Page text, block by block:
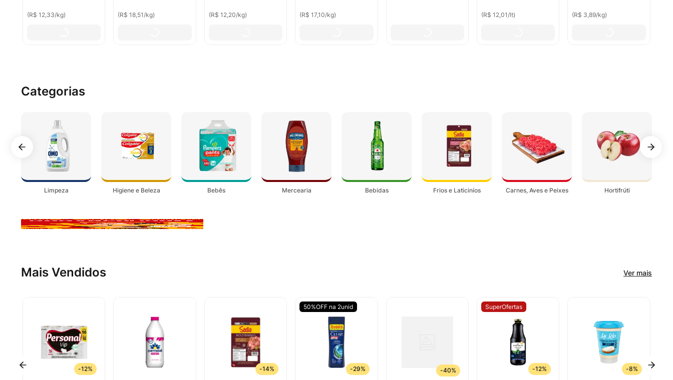
(R$ 12,33/kg) (R$ 18,51 /kg) (R$ 12,20/kg) (R$ 17,10/kg) (R$ 12,01 /lt) (R$ 3,89/kg)
Categorias
Limpeza Higiene e Beleza Bebês Mercearia Bebidas Frios e Laticiníos Carnes, Aves e Peixes Hortifrúti
Mais Vendidos Ver mais
-12% -14%
50%OFF na 2unid
-29% -40%
SuperOfertas
-12% -8%